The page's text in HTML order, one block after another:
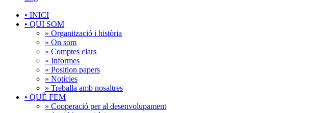
• INICI
• QUI SOM
» Organització i història
» On som
» Comptes clars
» Informes
» Position papers
» Notícies
» Treballa amb nosaltres
• QUÈ FEM
» Cooperació per al desenvolupament